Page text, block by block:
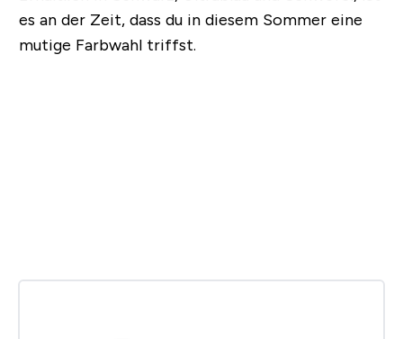
es an der Zeit, dass du in diesem Sommer eine
mutige Farbwahl triffst.